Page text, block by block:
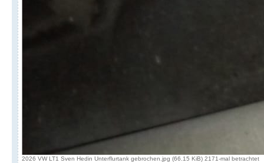
2026 VW LT1 Sven Hedin Unterflurtank gebrochen.jpg (66.15 KiB) 2171-mal betrachtet